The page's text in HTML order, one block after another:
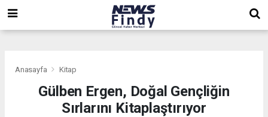
Anasayfa Kitap
Gülben Ergen, Doğal Gençliğin
Sırlarını Kitaplaştırıyor